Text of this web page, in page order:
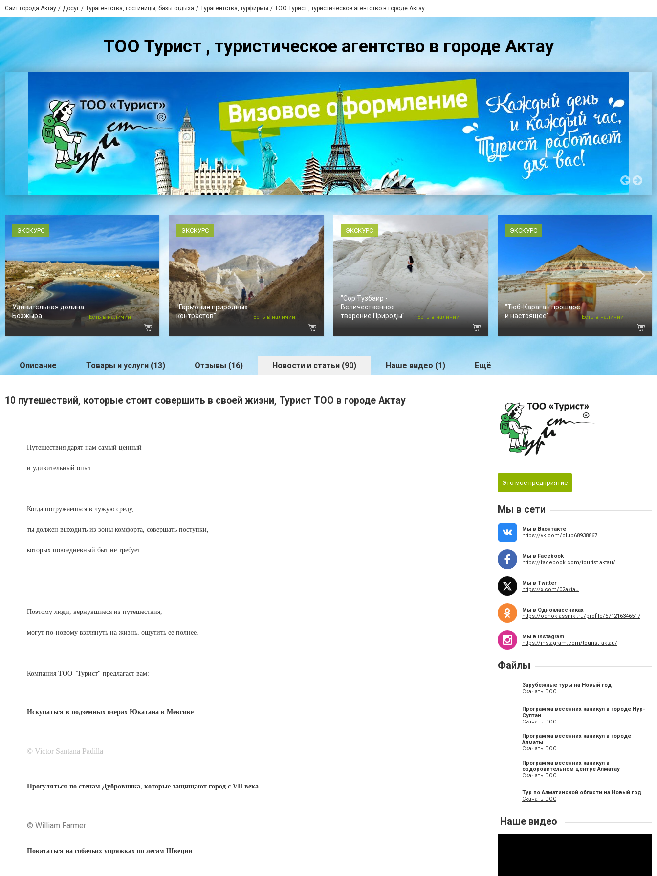
Сайт города Актау Досуг Турагентства, гостиницы, базы отдыха Турагентства, турфирмы ТОО Турист , туристическое агентство в городе Актау
ТОО Турист , туристическое агентство в городе Актау
ЭКСКУРС
Удивительная долина
Бозжыра
Есть в наличии
ЭКСКУРС
"Гармония природных
контрастов"
Есть в наличии
ЭКСКУРС
"Сор Тузбаир -
Величественное
творение Природы"
Есть в наличии
ЭКСКУРС
"Тюб-Караган прошлое
и настоящее"
Есть в наличии
Описание Товары и услуги (13) Отзывы (16) Новости и статьи (90) Наше видео (1) Ещё
10 путешествий, которые стоит совершить в своей жизни, Турист ТОО в городе Актау
Путешествия дарят нам самый ценный
и удивительный опыт.
Когда погружаешься в чужую среду,
ты должен выходить из зоны комфорта, совершать поступки,
которых повседневный быт не требует.
Поэтому люди, вернувшиеся из путешествия,
могут по-новому взглянуть на жизнь, ощутить ее полнее.
Компания ТОО "Турист" предлагает вам:
Искупаться в подземных озерах Юкатана в Мексике
© Victor Santana Padilla
Прогуляться по стенам Дубровника, которые защищают город с VII века
© William Farmer
Покататься на собачьих упряжках по лесам Швеции
Это мое предприятие
Мы в сети
Мы в Вконтакте
https://vk.com/club68938867
Мы в Facebook
https://facebook.com/tourist.aktau/
Мы в Twitter
https://x.com/02aktau
Мы в Одноклассниках
https://odnoklassniki.ru/profile/571216346517
Мы в Instagram
https://instagram.com/tourist_aktau/
Файлы
Зарубежные туры на Новый год
Скачать DOC
Программа весенних каникул в городе Нур-
Султан
Скачать DOC
Программа весенних каникул в городе
Алматы
Скачать DOC
Программа весенних каникул в
оздоровительном центре Алматау
Скачать DOC
Тур по Алматинской области на Новый год
Скачать DOC
Наше видео